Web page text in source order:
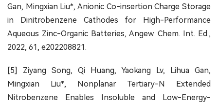
Gan, Mingxian Liu*, Anionic Co-insertion Charge Storage
in Dinitrobenzene Cathodes for High-Performance
Aqueous Zinc-Organic Batteries, Angew. Chem. Int. Ed.,
2022, 61, e202208821.
[5] Ziyang Song, Qi Huang, Yaokang Lv, Lihua Gan,
Mingxian Liu*, Nonplanar Tertiary-N Extended
Nitrobenzene Enables Insoluble and Low-Energy-